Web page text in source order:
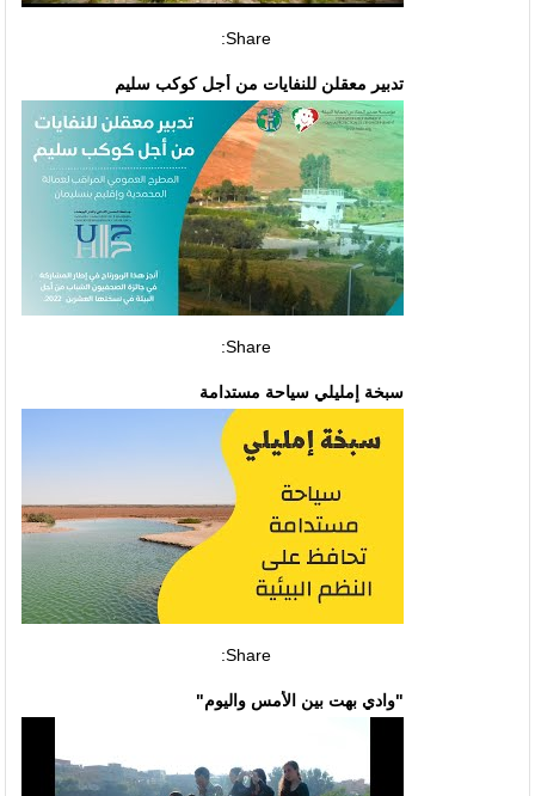
Share:
تدبير معقلن للنفايات من أجل كوكب سليم
Share:
سبخة إمليلي سياحة مستدامة
Share:
"وادي بهت بين الأمس واليوم"